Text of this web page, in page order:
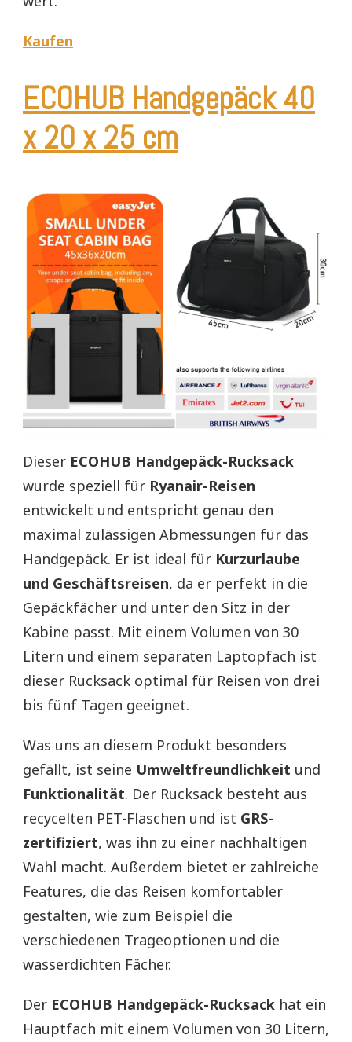
Kaufen
ECOHUB Handgepäck 40
x 20 x 25 cm
Dieser ECOHUB Handgepäck-Rucksack
wurde speziell für Ryanair-Reisen
entwickelt und entspricht genau den
maximal zulässigen Abmessungen für das
Handgepäck. Er ist ideal für Kurzurlaube
und Geschäftsreisen, da er perfekt in die
Gepäckfächer und unter den Sitz in der
Kabine passt. Mit einem Volumen von 30
Litern und einem separaten Laptopfach ist
dieser Rucksack optimal für Reisen von drei
bis fünf Tagen geeignet.
Was uns an diesem Produkt besonders
gefällt, ist seine Umweltfreundlichkeit und
Funktionalität. Der Rucksack besteht aus
recycelten PET-Flaschen und ist GRS-
zertifiziert, was ihn zu einer nachhaltigen
Wahl macht. Außerdem bietet er zahlreiche
Features, die das Reisen komfortabler
gestalten, wie zum Beispiel die
verschiedenen Trageoptionen und die
wasserdichten Fächer.
Der ECOHUB Handgepäck-Rucksack hat ein
Hauptfach mit einem Volumen von 30 Litern,